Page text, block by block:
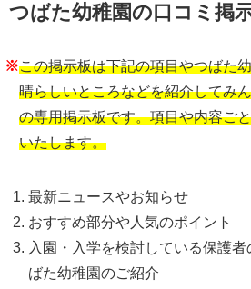
つばた幼稚園の口コミ掲
※この掲示板は下記の項目やつばた
晴らしいところなどを紹介してみ
の専用掲示板です。項目や内容ご
いたします。
最新ニュースやお知らせ
おすすめ部分や人気のポイント
入園・入学を検討している保護
ばた幼稚園のご紹介